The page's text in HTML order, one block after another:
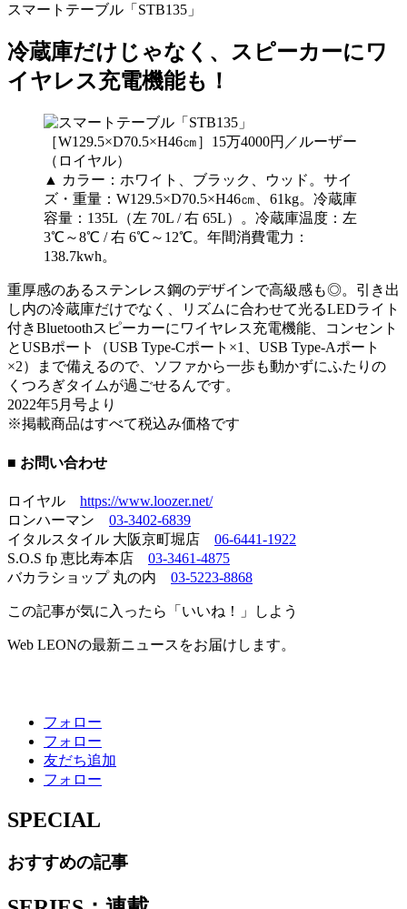
スマートテーブル「STB135」
冷蔵庫だけじゃなく、スピーカーにワ
イヤレス充電機能も！
▲ カラー：ホワイト、ブラック、ウッド。サイ
ズ・重量：W129.5×D70.5×H46㎝、61kg。冷蔵庫
容量：135L（左 70L / 右 65L）。冷蔵庫温度：左
3℃～8℃ / 右 6℃～12℃。年間消費電力：
138.7kwh。
重厚感のあるステンレス鋼のデザインで高級感も◎。引き出
し内の冷蔵庫だけでなく、リズムに合わせて光るLEDライト
付きBluetoothスピーカーにワイヤレス充電機能、コンセント
とUSBポート（USB Type-Cポート×1、USB Type-Aポート
×2）まで備えるので、ソファから一歩も動かずにふたりの
くつろぎタイムが過ごせるんです。
2022年5月号より
※掲載商品はすべて税込み価格です
■ お問い合わせ
ロイヤル https://www.loozer.net/
ロンハーマン 03-3402-6839
イタルスタイル 大阪京町堀店 06-6441-1922
S.O.S fp 恵比寿本店 03-3461-4875
バカラショップ 丸の内 03-5223-8868
この記事が気に入ったら「いいね！」しよう
Web LEONの最新ニュースをお届けします。
フォロー
フォロー
友だち追加
フォロー
SPECIAL
おすすめの記事